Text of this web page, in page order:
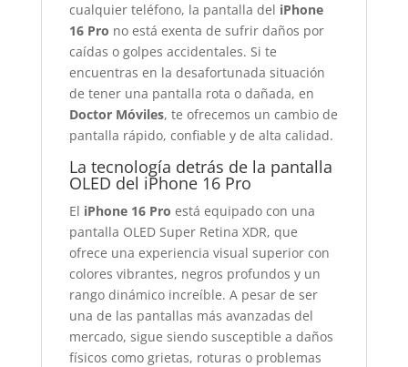
cualquier teléfono, la pantalla del iPhone
16 Pro no está exenta de sufrir daños por
caídas o golpes accidentales. Si te
encuentras en la desafortunada situación
de tener una pantalla rota o dañada, en
Doctor Móviles, te ofrecemos un cambio de
pantalla rápido, confiable y de alta calidad.
La tecnología detrás de la pantalla
OLED del iPhone 16 Pro
El iPhone 16 Pro está equipado con una
pantalla OLED Super Retina XDR, que
ofrece una experiencia visual superior con
colores vibrantes, negros profundos y un
rango dinámico increíble. A pesar de ser
una de las pantallas más avanzadas del
mercado, sigue siendo susceptible a daños
físicos como grietas, roturas o problemas